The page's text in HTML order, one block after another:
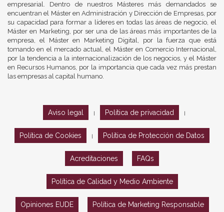
empresarial. Dentro de nuestros Másteres más demandados se
encuentran el Máster en Administración y Dirección de Empresas, por
su capacidad para formar a líderes en todas las áreas de negocio, el
Máster en Marketing, por ser una de las áreas más importantes de la
empresa, el Máster en Marketing Digital, por la fuerza que está
tomando en el mercado actual, el Máster en Comercio Internacional,
por la tendencia a la internacionalización de los negocios, y el Máster
en Recursos Humanos, por la importancia que cada vez más prestan
las empresas al capital humano.
Aviso legal Política de privacidad
Política de Cookies Política de Protección de Datos
Acreditaciones FAQs
Política de Calidad y Medio Ambiente
Opiniones EUDE Política de Marketing Responsable